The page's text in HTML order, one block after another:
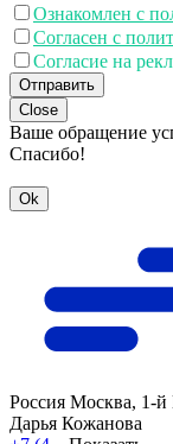
Ознакомлен с
Согласен с
Согласие на
Отправить
Close
Ваше обращение
Спасибо!
Ok
Россия Москва, 1-й
Дарья Кожанова